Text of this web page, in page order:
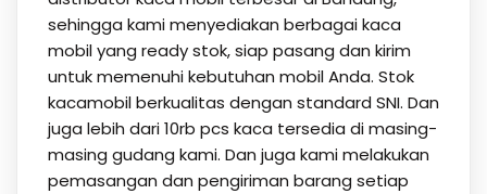
sehingga kami menyediakan berbagai kaca
mobil yang ready stok, siap pasang dan kirim
untuk memenuhi kebutuhan mobil Anda. Stok
kacamobil berkualitas dengan standard SNI. Dan
juga lebih dari 10rb pcs kaca tersedia di masing-
masing gudang kami. Dan juga kami melakukan
pemasangan dan pengiriman barang setiap